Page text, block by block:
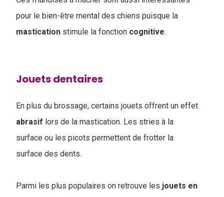
pour le bien-être mental des chiens puisque la
mastication stimule la fonction cognitive.
Jouets dentaires
En plus du brossage, certains jouets offrent un effet
abrasif lors de la mastication. Les stries à la
surface ou les picots permettent de frotter la
surface des dents.
Parmi les plus populaires on retrouve les jouets en